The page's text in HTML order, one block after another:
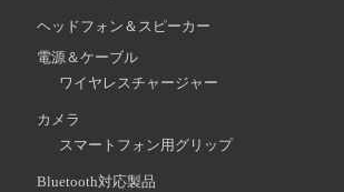
ヘッドフォン＆スピーカー
電源＆ケーブル
ワイヤレスチャージャー
カメラ
スマートフォン用グリップ
Bluetooth対応製品